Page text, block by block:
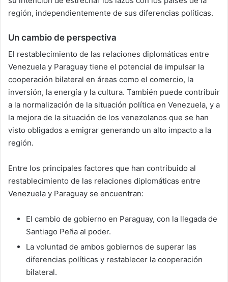
región, independientemente de sus diferencias políticas.
Un cambio de perspectiva
El restablecimiento de las relaciones diplomáticas entre
Venezuela y Paraguay tiene el potencial de impulsar la
cooperación bilateral en áreas como el comercio, la
inversión, la energía y la cultura. También puede contribuir
a la normalización de la situación política en Venezuela, y a
la mejora de la situación de los venezolanos que se han
visto obligados a emigrar generando un alto impacto a la
región.
Entre los principales factores que han contribuido al
restablecimiento de las relaciones diplomáticas entre
Venezuela y Paraguay se encuentran:
El cambio de gobierno en Paraguay, con la llegada de
Santiago Peña al poder.
La voluntad de ambos gobiernos de superar las
diferencias políticas y restablecer la cooperación
bilateral.